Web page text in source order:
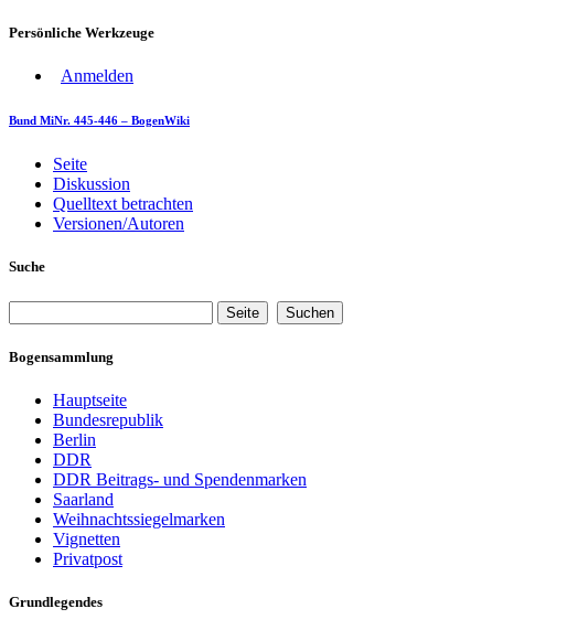
Persönliche Werkzeuge
Anmelden
Bund MiNr. 445-446 – BogenWiki
Seite
Diskussion
Quelltext betrachten
Versionen/Autoren
Suche
Bogensammlung
Hauptseite
Bundesrepublik
Berlin
DDR
DDR Beitrags- und Spendenmarken
Saarland
Weihnachtssiegelmarken
Vignetten
Privatpost
Grundlegendes